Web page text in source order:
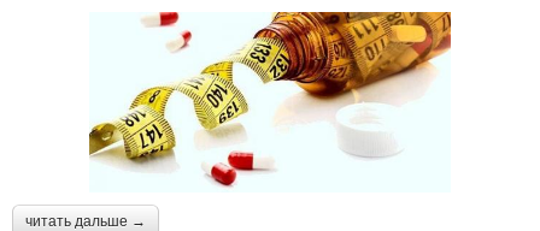
читать дальше →